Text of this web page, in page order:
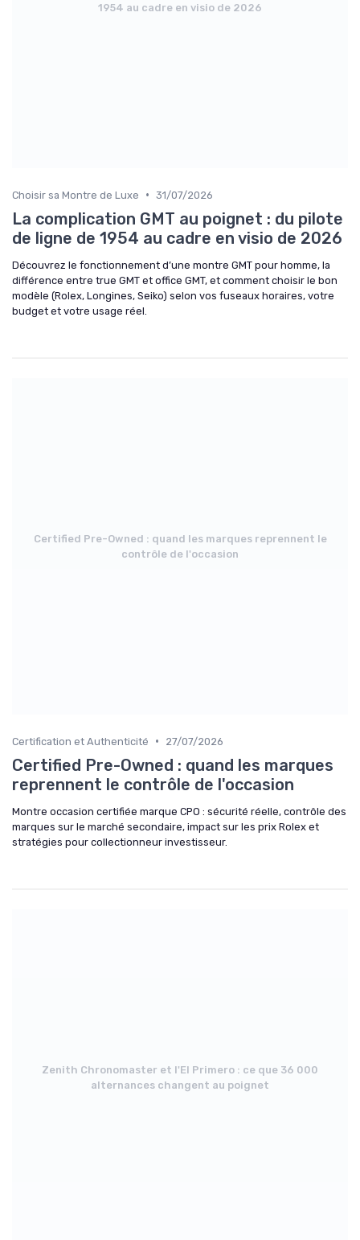
1954 au cadre en visio de 2026
Choisir sa Montre de Luxe • 31/07/2026
La complication GMT au poignet : du pilote
de ligne de 1954 au cadre en visio de 2026
Découvrez le fonctionnement d’une montre GMT pour homme, la
différence entre true GMT et office GMT, et comment choisir le bon
modèle (Rolex, Longines, Seiko) selon vos fuseaux horaires, votre
budget et votre usage réel.
Certified Pre-Owned : quand les marques reprennent le
contrôle de l'occasion
Certification et Authenticité • 27/07/2026
Certified Pre-Owned : quand les marques
reprennent le contrôle de l'occasion
Montre occasion certifiée marque CPO : sécurité réelle, contrôle des
marques sur le marché secondaire, impact sur les prix Rolex et
stratégies pour collectionneur investisseur.
Zenith Chronomaster et l'El Primero : ce que 36 000
alternances changent au poignet